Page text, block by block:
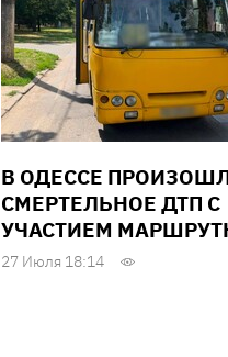
В ОДЕССЕ
СМЕРТЕЛЬНОЕ ДТП С
УЧАСТИЕМ
27 Июля 18:14